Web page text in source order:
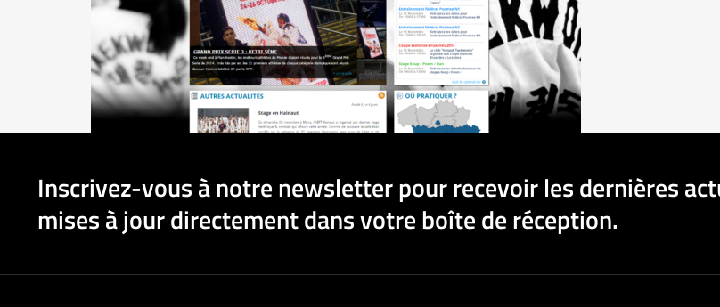
Inscrivez-vous à notre newsletter pour recevoir les dernières
mises à jour directement dans votre boîte de réception.